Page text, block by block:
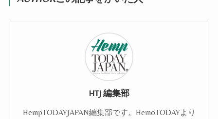
HTJ 編集部
HempTODAYJAPAN編集部です。HemoTODAYより